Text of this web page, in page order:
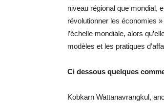
niveau régional que mondial,
révolutionner les économies
l’échelle mondiale, alors
modèles et les pratiques
Ci dessous quelques
Kobkarn Wattanavrangkul,